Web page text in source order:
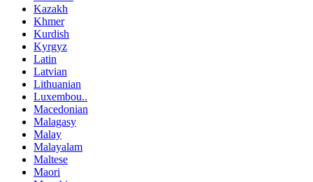
Kazakh
Khmer
Kurdish
Kyrgyz
Latin
Latvian
Lithuanian
Luxembou..
Macedonian
Malagasy
Malay
Malayalam
Maltese
Maori